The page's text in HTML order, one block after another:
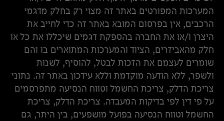
המערכות המפורטים באתר זה מצוי רק בחלק מדגמי
הרכבים, אין בפרסום המובא באתר זה כדי לחייב את
היצרן ו/או את החברה בהספקת דגמים שיכללו את כל או
חלק מהאביזרים, הציוד והמערכות המתוארים בו והם
שומרים לעצמם את הזכות לבטל, להוסיף, לשנות
ולשפר, ללא הודעה מוקדמת וללא עידכון באתר זה. נתוני
צריכת הדלק, צריכת החשמל וטווח הנסיעה מתפרסמים
על פי דין לפי בדיקות המעבדה. צריכת הדלק, צריכת
החשמל וטווח הנסיעה בפועל מושפעים, בין היתר, גם